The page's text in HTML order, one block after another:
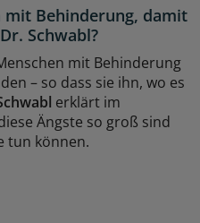
mit Behinderung, damit
Schwabl?
mit Behinderung
– so dass sie ihn, wo es
erklärt im
Ängste so groß sind
tun können.